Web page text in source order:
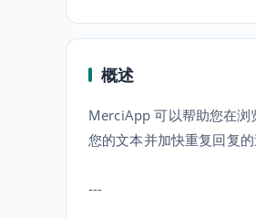
概述
MerciApp 可以帮助您在浏
您的文本并加快重复回复
---